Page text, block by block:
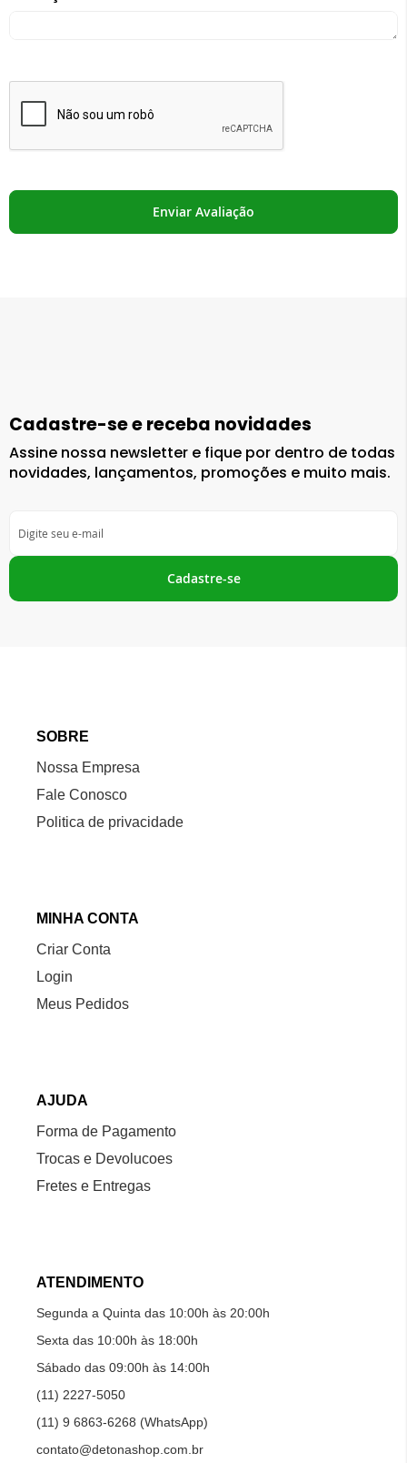
Enviar Avaliação
Cadastre-se e receba novidades
Assine nossa newsletter e fique por dentro de todas
novidades, lançamentos, promoções e muito mais.
se
na
Newsletter:
Cadastre-se
SOBRE
Nossa Empresa
Fale Conosco
Politica de privacidade
MINHA CONTA
Criar Conta
Login
Meus Pedidos
AJUDA
Forma de Pagamento
Trocas e Devolucoes
Fretes e Entregas
ATENDIMENTO
Segunda a Quinta das 10:00h às 20:00h
Sexta das 10:00h às 18:00h
Sábado das 09:00h às 14:00h
(11) 2227-5050
(11) 9 6863-6268 (WhatsApp)
contato@detonashop.com.br